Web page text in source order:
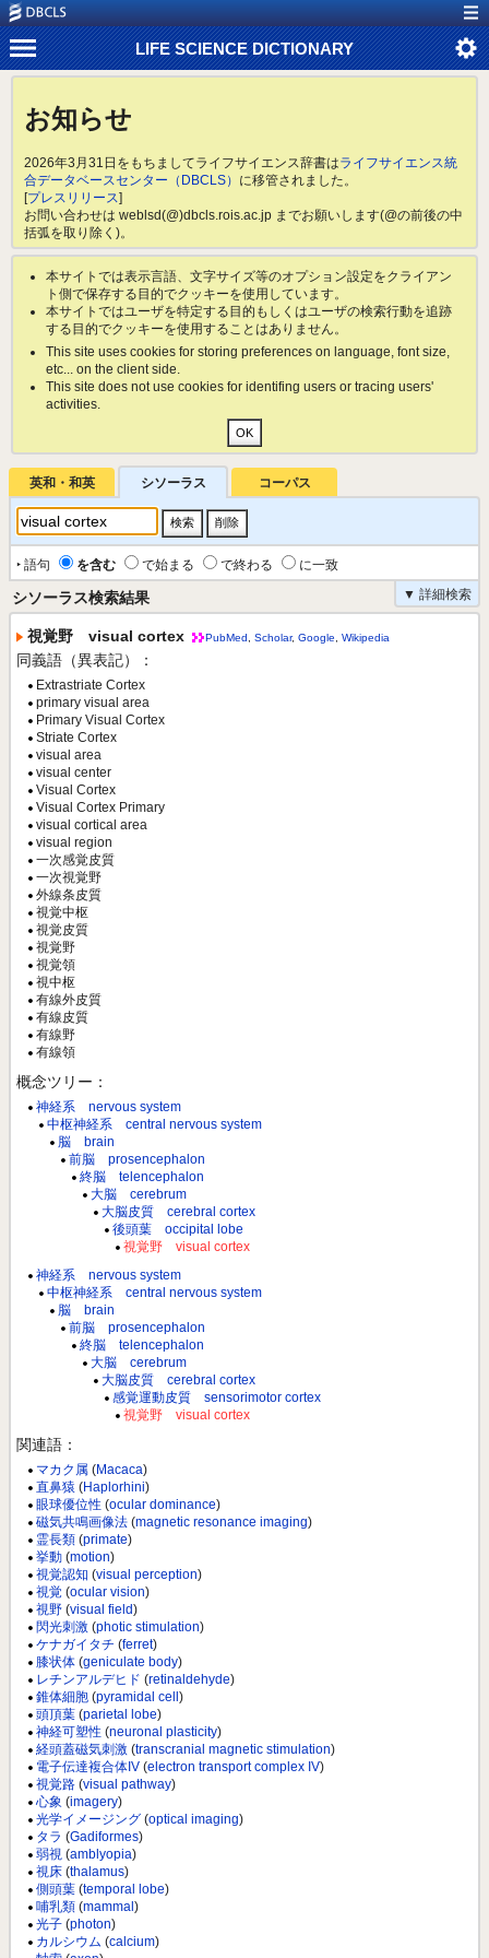
LIFE SCIENCE DICTIONARY
お知らせ
2026年3月31日をもちましてライフサイエンス辞書はライフサイエンス統
合データベースセンター（DBCLS） に移管されました。
[プレスリリース]
お問い合わせは weblsd(@)dbcls.rois.ac.jp までお願いします(@の前後の中
括弧を取り除く)。
本サイトでは表示言語、文字サイズ等のオプション設定をクライアン
ト側で保存する目的でクッキーを使用しています。
本サイトではユーザを特定する目的もしくはユーザの検索行動を追跡
する目的でクッキーを使用することはありません。
This site uses cookies for storing preferences on language, font size,
etc... on the client side.
This site does not use cookies for identifing users or tracing users'
activities.
英和・和英 シソーラス コーパス
‣ 語句 を含む で始まる で終わる
に一致
▼ 詳細検索
シソーラス検索結果
視覚野 visual cortex PubMed Scholar, Google Wikipedia
同義語（異表記）：
Extrastriate Cortex
primary visual area
Primary Visual Cortex
Striate Cortex
visual area
visual center
Visual Cortex
Visual Cortex Primary
visual cortical area
visual region
一次感覚皮質
一次視覚野
外線条皮質
視覚中枢
視覚皮質
視覚野
視覚領
視中枢
有線外皮質
有線皮質
有線野
有線領
概念ツリー：
神経系 nervous system
中枢神経系 central nervous system
脳 brain
前脳 prosencephalon
終脳 telencephalon
大脳 cerebrum
大脳皮質 cerebral cortex
後頭葉 occipital lobe
視覚野 visual cortex
神経系 nervous system
中枢神経系 central nervous system
脳 brain
前脳 prosencephalon
終脳 telencephalon
大脳 cerebrum
大脳皮質 cerebral cortex
感覚運動皮質 sensorimotor cortex
視覚野 visual cortex
関連語：
マカク属 (Macaca)
直鼻猿 (Haplorhini)
眼球優位性 (ocular dominance)
磁気共鳴画像法 (magnetic resonance imaging)
霊長類 (primate)
挙動 (motion)
視覚認知 (visual perception)
視覚 (ocular vision)
視野 (visual field)
閃光刺激 (photic stimulation)
ケナガイタチ (ferret)
膝状体 (geniculate body)
レチンアルデヒド (retinaldehyde)
錐体細胞 (pyramidal cell )
頭頂葉 (parietal lobe)
神経可塑性 (neuronal plasticity)
経頭蓋磁気刺激 (transcranial magnetic stimulation)
電子伝達複合体IV (electron transport complex IV)
視覚路 (visual pathway)
心象 (imagery)
光学イメージング (optical imaging)
タラ (Gadiformes)
弱視 (amblyopia)
視床 (thalamus)
側頭葉 (temporal lobe)
哺乳類 (mammal )
光子 (photon)
カルシウム (calcium)